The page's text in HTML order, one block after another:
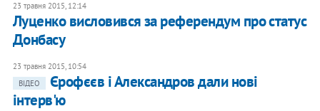
23 травня 2015, 12:14
Луценко висловився за референдум про статус
Донбасу
23 травня 2015, 10:54
ВІДЕО
Єрофєєв і Александров дали нові
інтерв'ю